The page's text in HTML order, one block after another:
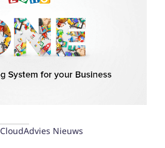
CloudAdvies Nieuws